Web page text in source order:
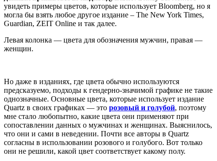
увидеть примеры цветов, которые использует Bloomberg, но я
могла бы взять любое другое издание – The New York Times,
Guardian, ZEIT Online и так далее.
Левая колонка — цвета для обозначения мужчин, правая —
женщин.
Но даже в изданиях, где цвета обычно используются
предсказуемо, подходы к гендерно-значимой графике не такие
однозначные. Основные цвета, которые использует издание
Quartz в своих графиках — это розовый и голубой, поэтому
мне стало любопытно, какие цвета они применяют при
сопоставлении данных о мужчинах и женщинах. Выяснилось,
что они и сами в неведении. Почти все авторы в Quartz
согласны в использовании розового и голубого. Вот только
они не решили, какой цвет соответствует какому полу.